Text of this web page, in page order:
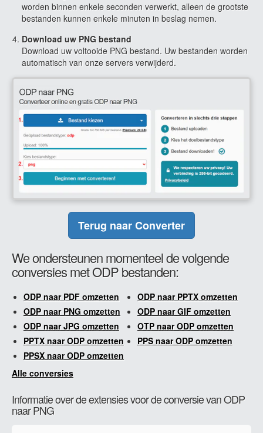
worden binnen enkele seconden verwerkt, alleen de grootste
bestanden kunnen enkele minuten in beslag nemen.
Download uw PNG bestand
Download uw voltooide PNG bestand. Uw bestanden worden
automatisch van onze servers verwijderd.
Terug naar Converter
We ondersteunen momenteel de volgende
conversies met ODP bestanden:
ODP naar PDF omzetten
ODP naar PPTX omzetten
ODP naar PNG omzetten
ODP naar GIF omzetten
ODP naar JPG omzetten
OTP naar ODP omzetten
PPTX naar ODP omzetten
PPS naar ODP omzetten
PPSX naar ODP omzetten
Alle conversies
Informatie over de extensies voor de conversie van ODP
naar PNG